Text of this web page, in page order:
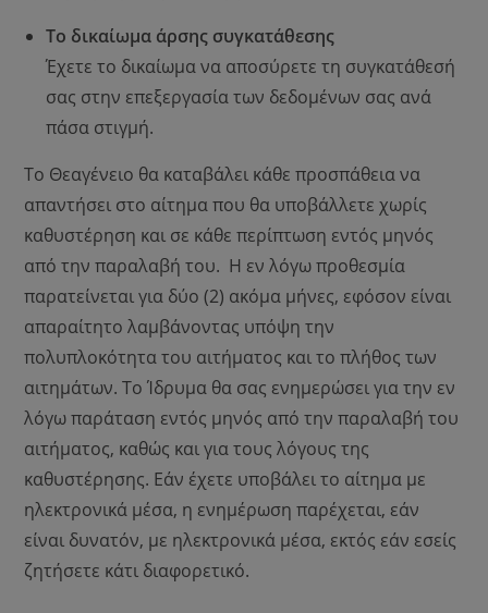
Το δικαίωμα άρσης συγκατάθεσης
Έχετε το δικαίωμα να αποσύρετε τη συγκατάθεσή
σας στην επεξεργασία των δεδομένων σας ανά
πάσα στιγμή.
Το Θεαγένειο θα καταβάλει κάθε προσπάθεια να
απαντήσει στο αίτημα που θα υποβάλλετε χωρίς
καθυστέρηση και σε κάθε περίπτωση εντός μηνός
από την παραλαβή του. Η εν λόγω προθεσμία
παρατείνεται για δύο (2) ακόμα μήνες, εφόσον είναι
απαραίτητο λαμβάνοντας υπόψη την
πολυπλοκότητα του αιτήματος και το πλήθος των
αιτημάτων. Το Ίδρυμα θα σας ενημερώσει για την εν
λόγω παράταση εντός μηνός από την παραλαβή του
αιτήματος, καθώς και για τους λόγους της
καθυστέρησης. Εάν έχετε υποβάλει το αίτημα με
ηλεκτρονικά μέσα, η ενημέρωση παρέχεται, εάν
είναι δυνατόν, με ηλεκτρονικά μέσα, εκτός εάν εσείς
ζητήσετε κάτι διαφορετικό.